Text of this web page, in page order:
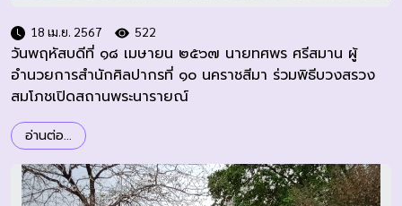
18 เม.ย. 2567 522
วันพฤหัสบดีที่ ๑๘ เมษายน ๒๕๖๗ นายทศพร ศรีสมาน ผู้
อำนวยการสำนักศิลปากรที่ ๑๐ นคราชสีมา ร่วมพิธีบวงสรวง
สมโภชเปิดสถานพระนารายณ์
อ่านต่อ...